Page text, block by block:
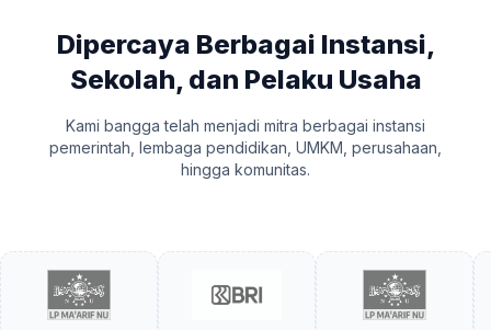
Dipercaya Berbagai Instansi,
Sekolah, dan Pelaku Usaha
Kami bangga telah menjadi mitra berbagai instansi
pemerintah, lembaga pendidikan, UMKM, perusahaan,
hingga komunitas.